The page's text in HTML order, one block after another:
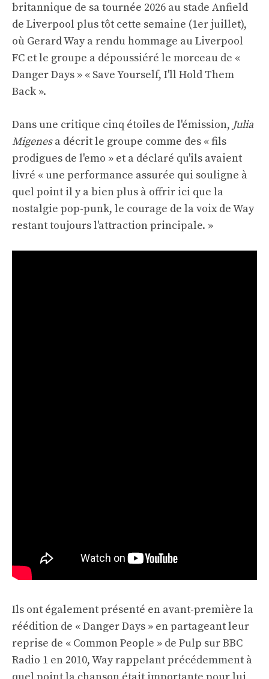
britannique de sa tournée 2026 au stade Anfield
de Liverpool plus tôt cette semaine (1er juillet),
où Gerard Way a rendu hommage au Liverpool
FC et le groupe a dépoussiéré le morceau de «
Danger Days » « Save Yourself, I'll Hold Them
Back ».
Dans une critique cinq étoiles de l'émission, Julia
Migenesa décrit le groupe comme des « fils
prodigues de l'emo » et a déclaré qu'ils avaient
livré « une performance assurée qui souligne à
quel point il y a bien plus à offrir ici que la
nostalgie pop-punk, le courage de la voix de Way
restant toujours l'attraction principale. »
Ils ont également présenté en avant-première la
réédition de « Danger Days » en partageant leur
reprise de « Common People » de Pulp sur BBC
Radio 1 en 2010, Way rappelant précédemment à